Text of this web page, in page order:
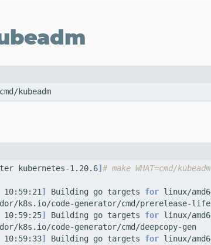
kubernetes-1.20.6] # make WHAT=cmd/kubeadm
10:59:21] Building go targets for
10:59:25] Building go targets for
10:59:33] Building go targets for